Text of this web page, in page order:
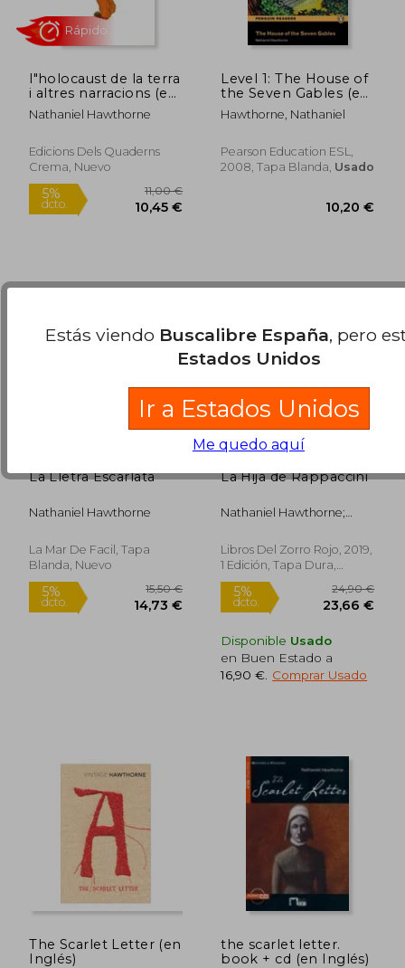
5%
dcto.
5%
dcto.
10,20 €
5%
dcto.
l"holocaust de la terra
i altres narracions (en
Catalán)
Nathaniel Hawthorne
Edicions Dels Quaderns
Crema, Nuevo
Rápido
Level 1: The House of
the Seven Gables (en
Inglés)
Hawthorne, Nathaniel
Pearson Education ESL,
2008, Tapa Blanda, Usado
La Lletra Escarlata
Nathaniel Hawthorne
La Mar De Facil, Tapa
Blanda, Nuevo
La Hija de Rappaccini
Nathaniel Hawthorne;
Libros Del Zorro Rojo, 2019,
1 Edición, Tapa Dura,
Nuevo
Disponible Usado
en Buen Estado a
16,90 € Comprar Usado
The Scarlet Letter (en
Inglés)
the scarlet letter.
book + cd (en Inglés)
Estás viendo Buscalibre España, pero
Estados Unidos
Ir a Estados Unidos
Me quedo aquí